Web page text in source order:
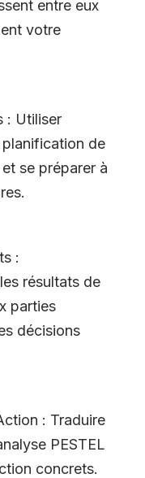
entre eux
votre
: Utiliser
planification de
se préparer à
:
résultats de
parties
décisions
: Traduire
PESTEL
concrets.